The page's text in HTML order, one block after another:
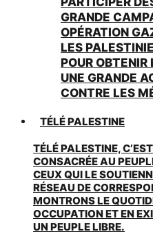
GRANDE
OPÉRATION
LES
POUR OBTENIR
UNE GRANDE
CONTRE LES
TÉLÉ PALESTINE
TÉLÉ PALESTINE,
CONSACRÉE AU
CEUX QUI LE
RÉSEAU DE
MONTRONS LE
OCCUPATION ET EN
UN PEUPLE LIBRE.